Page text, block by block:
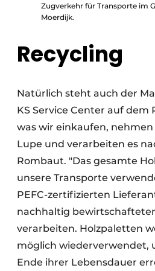
Zugverkehr für Transporte im
Moerdijk.
Recycling
Natürlich steht auch der
KS Service Center auf dem
was wir einkaufen,
Lupe und verarbeiten es
Rombaut. "Das gesamte
unsere Transporte
PEFC-zertifizierten
nachhaltig
verarbeiten. Holzpaletten
möglich wiederverwendet,
Ende ihrer Lebensdauer